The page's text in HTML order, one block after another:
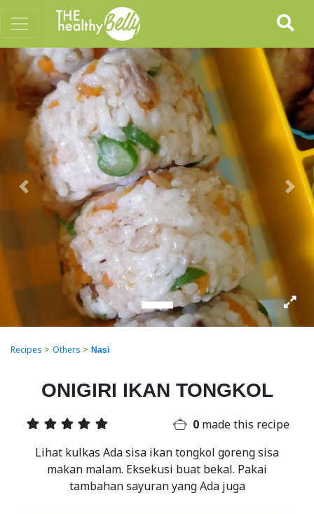
Previous Next
Recipes > Others > Nasi
ONIGIRI IKAN TONGKOL
0 made this recipe
Lihat kulkas Ada sisa ikan tongkol goreng sisa
makan malam. Eksekusi buat bekal. Pakai
tambahan sayuran yang Ada juga